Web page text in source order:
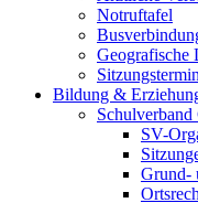
Notruftafel
Geografische
Bildung &
Schulverband
SV-
Grund-